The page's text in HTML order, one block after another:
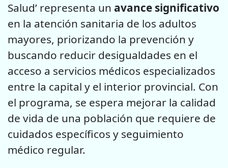
Salud’ representa un avance significativo
en la atención sanitaria de los adultos
mayores, priorizando la prevención y
buscando reducir desigualdades en el
acceso a servicios médicos especializados
entre la capital y el interior provincial. Con
el programa, se espera mejorar la calidad
de vida de una población que requiere de
cuidados específicos y seguimiento
médico regular.